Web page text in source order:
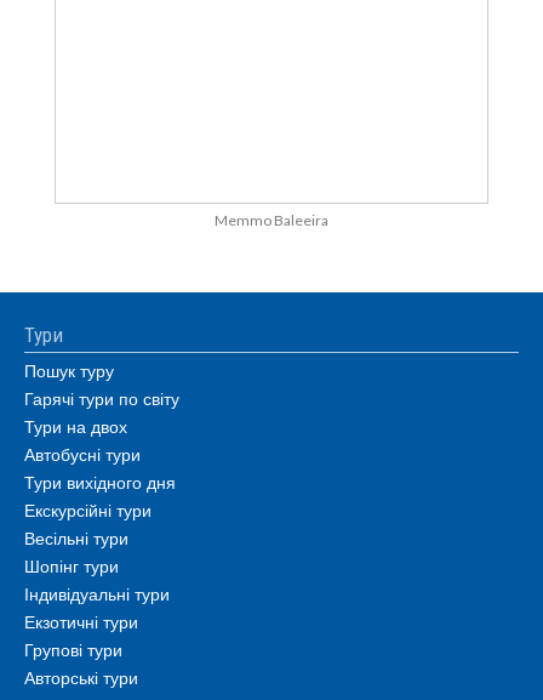
Memmo Baleeira
Тури
Пошук туру
Гарячі тури по світу
Тури на двох
Автобусні тури
Тури вихідного дня
Екскурсійні тури
Весільні тури
Шопінг тури
Індивідуальні тури
Екзотичні тури
Групові тури
Авторські тури